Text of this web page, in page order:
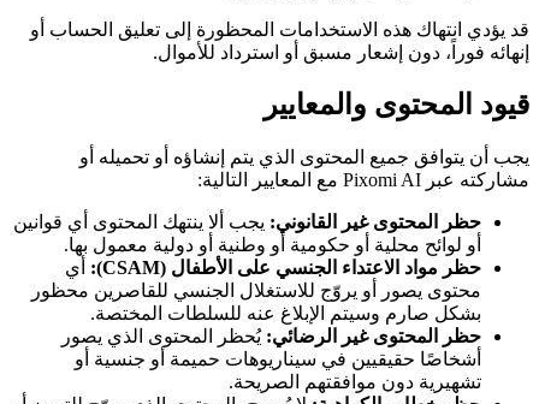
قد يؤدي انتهاك هذه الاستخدامات المحظورة إلى تعليق الحساب أو
إنهائه فوراً، دون إشعار مسبق أو استرداد للأموال.
قيود المحتوى والمعايير
يجب أن يتوافق جميع المحتوى الذي يتم إنشاؤه أو تحميله أو
مشاركته عبر Pixomi AI مع المعايير التالية:
حظر المحتوى غير القانوني: يجب ألا ينتهك المحتوى أي قوانين
أو لوائح محلية أو حكومية أو وطنية أو دولية معمول بها.
حظر مواد الاعتداء الجنسي على الأطفال (CSAM):
أي
محتوى يصور أو يروّج للاستغلال الجنسي للقاصرين محظور
بشكل صارم وسيتم الإبلاغ عنه للسلطات المختصة.
حظر المحتوى غير الرضائي: يُحظر المحتوى الذي يصور
أشخاصًا حقيقيين في سيناريوهات حميمة أو جنسية أو
تشهيرية دون موافقتهم الصريحة.